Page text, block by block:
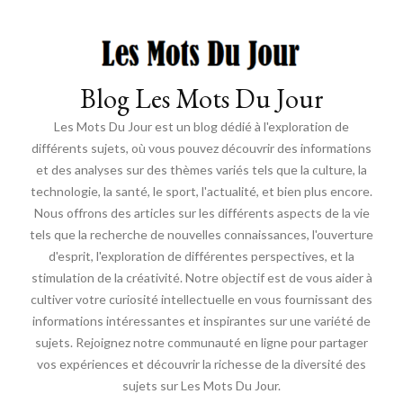
Blog Les Mots Du Jour
Les Mots Du Jour est un blog dédié à l'exploration de
différents sujets, où vous pouvez découvrir des informations
et des analyses sur des thèmes variés tels que la culture, la
technologie, la santé, le sport, l'actualité, et bien plus encore.
Nous offrons des articles sur les différents aspects de la vie
tels que la recherche de nouvelles connaissances, l'ouverture
d'esprit, l'exploration de différentes perspectives, et la
stimulation de la créativité. Notre objectif est de vous aider à
cultiver votre curiosité intellectuelle en vous fournissant des
informations intéressantes et inspirantes sur une variété de
sujets. Rejoignez notre communauté en ligne pour partager
vos expériences et découvrir la richesse de la diversité des
sujets sur Les Mots Du Jour.